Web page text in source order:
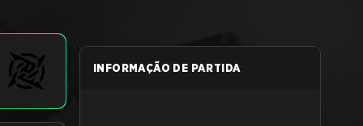
INFORMAÇÃO DE PARTIDA